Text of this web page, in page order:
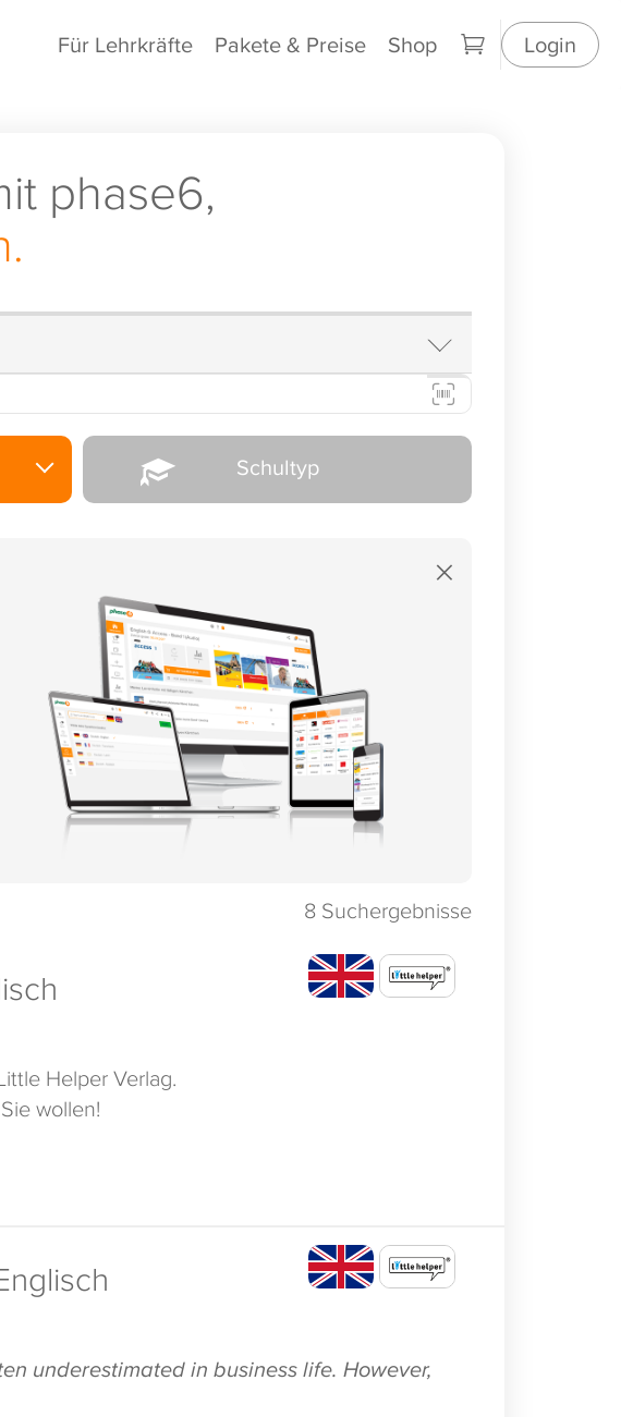
Für Lehrkräfte Pakete & Preise Shop Login
phase6,
Schultyp
×
8 Suchergebnisse
Helper Verlag.
wollen!
underestimated in business life. However,